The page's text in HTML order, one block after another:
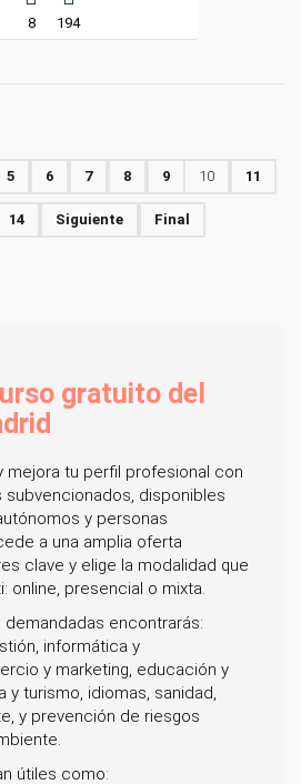
8 194
5 6 7 8 9 10 11
14 Siguiente Final
gratuito del
mejora tu perfil profesional con
disponibles
y personas
a una amplia oferta
clave y elige la modalidad que
online, presencial o mixta.
demandadas encontrarás:
informática y
y marketing, educación y
turismo, idiomas, sanidad,
y prevención de riesgos
útiles como: